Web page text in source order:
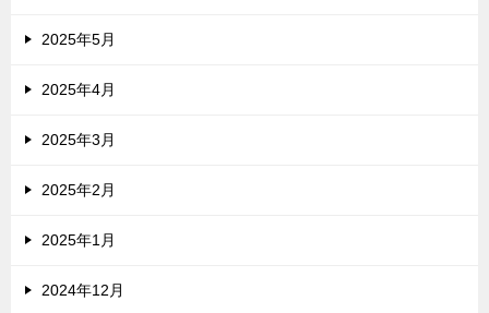
2025年5月
2025年4月
2025年3月
2025年2月
2025年1月
2024年12月